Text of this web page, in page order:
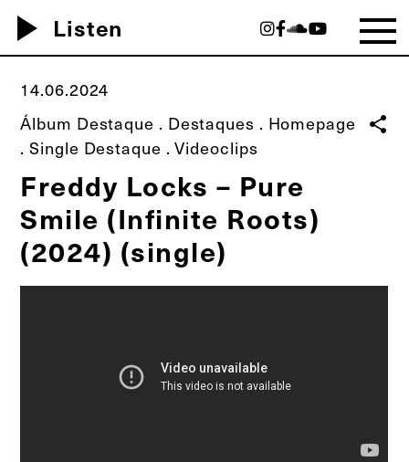
play_arrow Listen
14.06.2024
Álbum Destaque . Destaques . Homepage
.Single Destaque .Videoclips
share
Freddy Locks – Pure
Smile (Infinite Roots)
(2024) (single)